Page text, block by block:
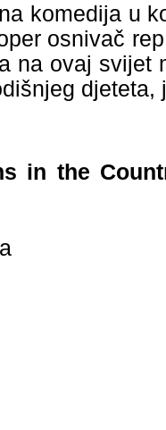
komedija u
osnivač
na ovaj
djeteta,
in the